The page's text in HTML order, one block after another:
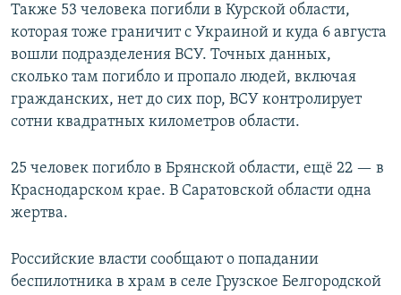
Также 53 человека погибли в Курской области,
которая тоже граничит с Украиной и куда 6 августа
вошли подразделения ВСУ. Точных данных,
сколько там погибло и пропало людей, включая
гражданских, нет до сих пор, ВСУ контролирует
сотни квадратных километров области.
25 человек погибло в Брянской области, ещё 22 — в
Краснодарском крае. В Саратовской области одна
жертва.
Российские власти сообщают о попадании
беспилотника в храм в селе Грузское Белгородской